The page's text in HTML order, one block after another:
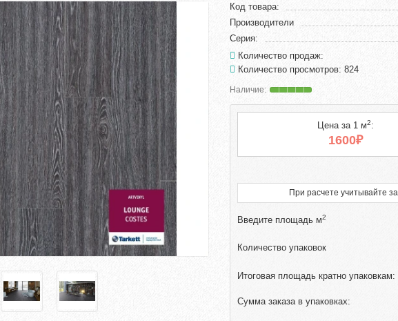
Код товара:
Производители
Серия:
Количество продаж:
Количество просмотров: 824
Цена за 1 м2:
1600₽
При расчете учитывайте
Введите площадь м2
Количество упаковок
Итоговая площадь кратно упаковкам:
Сумма заказа в упаковках: